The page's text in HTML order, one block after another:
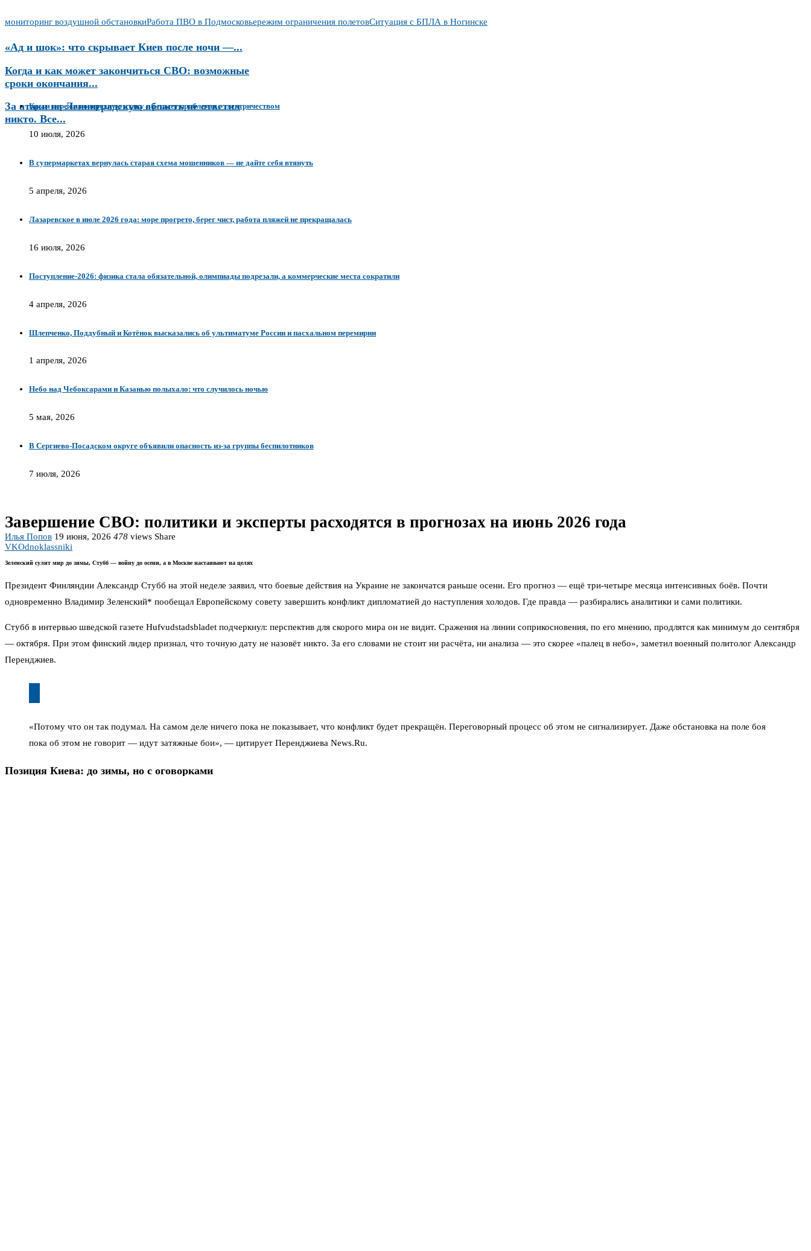
мониторинг воздушной обстановкиРабота ПВО в Подмосковьережим ограничения полетовСитуация с БПЛА в Ногинске
«Ад и шок»: что скрывает Киев после ночи —...
Когда и как может закончиться СВО: возможные
сроки окончания...
За атаки на Ленинградскую область не ответил
никто. Все...
Крым пережил очередную атаку и решает проблемы с электричеством
10 июля, 2026
В супермаркетах вернулась старая схема мошенников — не дайте себя втянуть
5 апреля, 2026
Лазаревское в июле 2026 года: море прогрето, берег чист, работа пляжей не прекращалась
16 июля, 2026
Поступление-2026: физика стала обязательной, олимпиады подрезали, а коммерческие места сократили
4 апреля, 2026
Шлепченко, Поддубный и Котёнок высказались об ультиматуме России и пасхальном перемирии
1 апреля, 2026
Небо над Чебоксарами и Казанью полыхало: что случилось ночью
5 мая, 2026
В Сергиево-Посадском округе объявили опасность из-за группы беспилотников
7 июля, 2026
Завершение СВО: политики и эксперты расходятся в прогнозах на июнь 2026 года
Илья Попов 19 июня, 2026 478 views Share
VKOdnoklassniki
Зеленский сулит мир до зимы, Стубб — войну до осени, а в Москве настаивают на целях
Президент Финляндии Александр Стубб на этой неделе заявил, что боевые действия на Украине не закончатся раньше осени. Его прогноз — ещё три-четыре месяца интенсивных боёв. Почти
одновременно Владимир Зеленский* пообещал Европейскому совету завершить конфликт дипломатией до наступления холодов. Где правда — разбирались аналитики и сами политики.
Стубб в интервью шведской газете Hufvudstadsbladet подчеркнул: перспектив для скорого мира он не видит. Сражения на линии соприкосновения, по его мнению, продлятся как минимум до сентября
— октября. При этом финский лидер признал, что точную дату не назовёт никто. За его словами не стоит ни расчёта, ни анализа — это скорее «палец в небо», заметил военный политолог Александр
Перенджиев.
«Потому что он так подумал. На самом деле ничего пока не показывает, что конфликт будет прекращён. Переговорный процесс об этом не сигнализирует. Даже обстановка на поле боя
пока об этом не говорит — идут затяжные бои», — цитирует Перенджиева News.Ru.
Позиция Киева: до зимы, но с оговорками